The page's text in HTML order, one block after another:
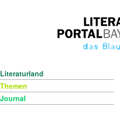
Literaturland
Themen
Journal